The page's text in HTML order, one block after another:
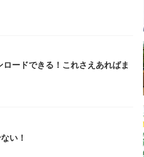
ードできる！これさえあればま
い！